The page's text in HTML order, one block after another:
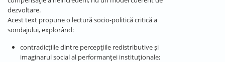
dezvoltare.
Acest text propune o lectură socio-politică critică a
sondajului, explorând:
contradicțiile dintre percepțiile redistributive și
imaginarul social al performanței instituționale;